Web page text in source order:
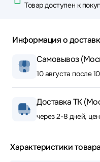
Товар доступен к
Информация о
Самовывоз
10 августа после
Доставка ТК
через 2-8 дней,
Характеристики товара